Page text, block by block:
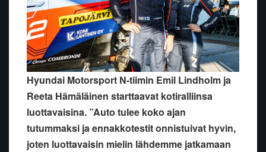
Hyundai Motorsport N-tiimin Emil Lindholm ja
Reeta Hämäläinen starttaavat kotiralliinsa
luottavaisina. ”Auto tulee koko ajan
tutummaksi ja ennakkotestit onnistuivat hyvin,
joten luottavaisin mielin lähdemme jatkamaan